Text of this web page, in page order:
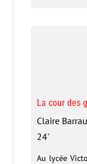
La cour des
Claire
24'
Au lycée